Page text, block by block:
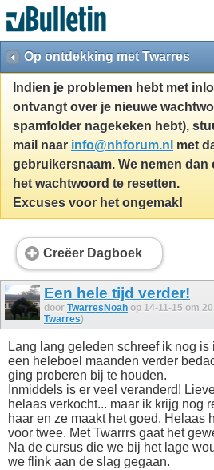
Op ontdekking met Twarres
Indien je problemen hebt met
ontvangt over je nieuwe
spamfolder nagekeken hebt),
mail naar info@nhforum.nl met
gebruikersnaam. We nemen dan
het wachtwoord te resetten.
Excuses voor het ongemak!
Creëer Dagboek
Een hele tijd verder!
door TwarresNoah op 14-11-15 om
Twarres)
Lang lang geleden schreef ik nog
een heleboel maanden verder
ging proberen bij te houden.
Inmiddels is er veel veranderd!
helaas verkocht... maar ik krijg nog
haar en ze maakt het goed. Helaas
voor twee. Met Twarrrs gaat het
Na de cursus die we bij het lage
we flink aan de slag gegaan.